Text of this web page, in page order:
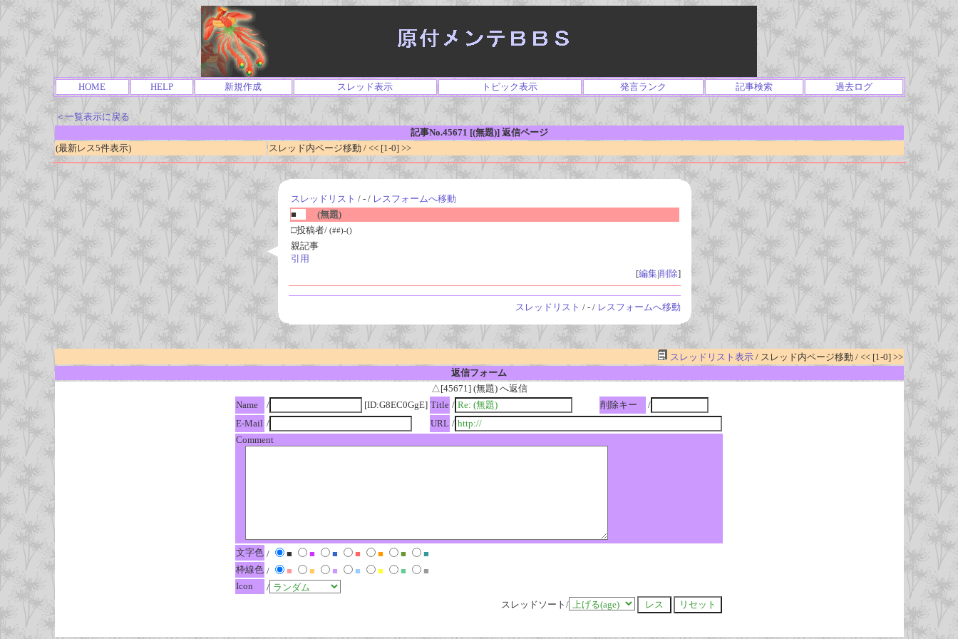
HOME HELP 新規作成 スレッド表示 トピック表示 発言ランク 記事検索 過去ログ
＜一覧表示に戻る
記事No.45671 [(無題)] 返信ページ
(最新レス5件表示)
スレッド内ページ移動 / << [1-0] >>
スレッドリスト / - / レスフォームへ移動
■
(無題)
□投稿者/ (##)-()
親記事
引用
[編集|削除]
スレッドリスト / - / レスフォームへ移動
スレッドリスト表示/ スレッド内ページ移動 / << [1-0] >>
返信フォーム
△[45671] (無題) へ返信
Name
/ [ID:G8EC0GgE] Title / 削除キー
/
E-Mail / URL /
Comment
文字色 / ■ ■ ■ ■ ■ ■
■
枠線色 / ■ ■ ■ ■ ■ ■
■
Icon
/
スレッドソート/